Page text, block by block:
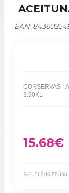
EAN:
CONSERVAS -
3.90KL
15.68€
Ref: 56906,88888